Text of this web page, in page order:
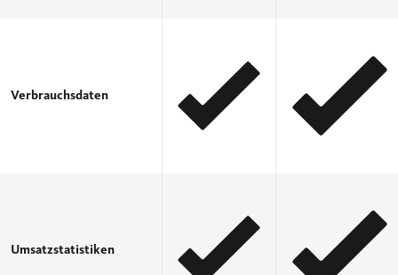
Verbrauchsdaten
Umsatzstatistiken